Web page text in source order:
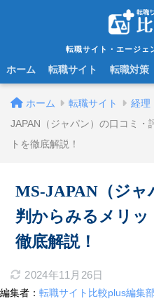
転職サイト・エージェ
ホーム 転職サイト 転職対策
ホーム 転職サイト 経理
JAPAN（ジャパン）の口コミ・
トを徹底解説！
MS-JAPAN（ジ
判からみるメリ
徹底解説！
2024年11月26日
編集者： 転職サイト比較plus編集部